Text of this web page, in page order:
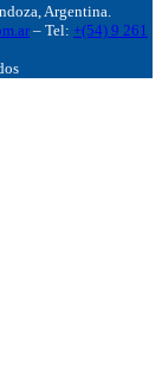
Argentina.
– Tel: +(54) 9 261